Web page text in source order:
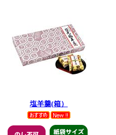
塩羊羹(箱）